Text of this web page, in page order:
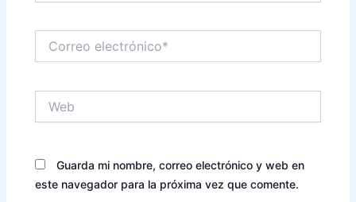
electrónico*
Guarda mi nombre, correo electrónico y web en
este navegador para la próxima vez que comente.